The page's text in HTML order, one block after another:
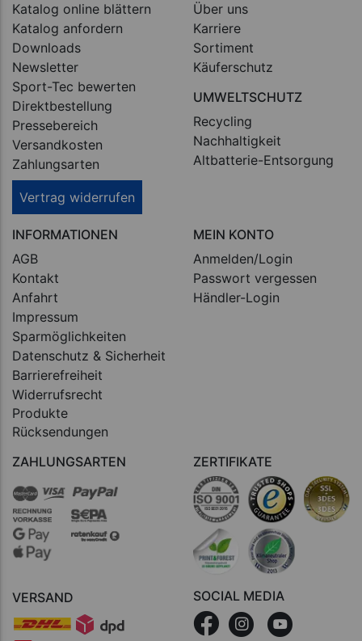
Katalog online blättern
Katalog anfordern
Downloads
Newsletter
Sport-Tec bewerten
Direktbestellung
Pressebereich
Versandkosten
Zahlungsarten
Vertrag widerrufen
Über uns
Karriere
Sortiment
Käuferschutz
UMWELTSCHUTZ
Recycling
Nachhaltigkeit
Altbatterie-Entsorgung
INFORMATIONEN
AGB
Kontakt
Anfahrt
Impressum
Sparmöglichkeiten
Datenschutz & Sicherheit
Barrierefreiheit
Widerrufsrecht
Produkte
Rücksendungen
MEIN KONTO
Anmelden/Login
Passwort vergessen
Händler-Login
ZAHLUNGSARTEN
VERSAND
ZERTIFIKATE
SOCIAL MEDIA